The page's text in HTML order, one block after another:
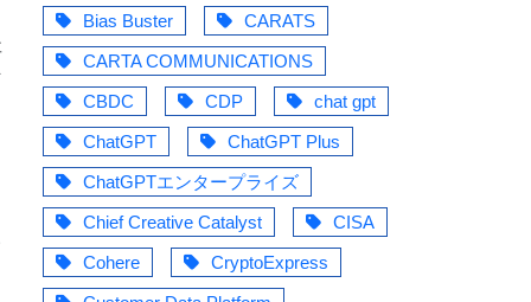
Bias Buster
CARATS
CARTA COMMUNICATIONS
CBDC
CDP
chat gpt
ChatGPT
ChatGPT Plus
ChatGPTエンタープライズ
Chief Creative Catalyst
CISA
Cohere
CryptoExpress